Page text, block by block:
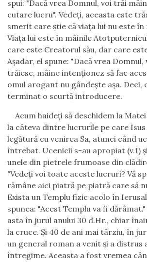
spui: "Dacă vrea Domnul, voi trăi
cutare lucru". Vedeţi, aceasta este
smerit care ştie că viaţa lui nu este în
Viaţa lui este în mâinile
care este Creatorul său, dar care
Aşadar, el spune: "Dacă vrea Domnul,
trăiesc, mâine intenţionez să fac
omul arogant nu gândeşte aşa. Deci,
terminat o scurtă introducere.
Acum haideţi să deschidem la
la câteva dintre lucrurile pe care
legătură cu venirea Sa, atunci când
întrebat. Ucenicii s-au apropiat (v.1)
unele din pietrele frumoase din
"Vedeţi voi toate aceste lucruri? Vă
rămâne aici piatră pe piatră care să
Exista un Templu fizic acolo în
spunea: "Acest Templu va fi dărâmat."
asta în jurul anului 30 d.Hr., chiar
la cruce. Şi 40 de ani mai târziu, în
un general roman a venit şi a distrus
întregime. Aceasta a fost vremea